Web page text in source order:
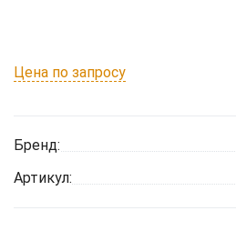
Цена по запросу
Бренд:
Артикул: